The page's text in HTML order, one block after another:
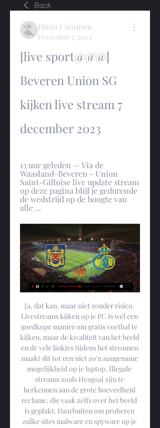
Back
Иван Сабиров
December 7, 2023
[live sport@@@]
Beveren Union SG
kijken live stream 7
december 2023
13 uur geleden — Via de
Waasland-Beveren - Union
Saint-Gilloise live update stream
op deze pagina blijf je gedurende
de wedstrijd op de hoogte van
alle ...
Ja, dat kan, maar niet zonder risico. Livestreams kijken op je PC is wel een goedkope manier om gratis voetbal te kijken, maar de kwaliteit van het beeld en de vele linkjes tijdens het streamen maakt dit tot een niet zo'n aangename mogelijkheid op je laptop. Illegale streams zoals Hesgoal zijn te herkennen aan de grote hoeveelheid reclame, die vaak zelfs over het beeld is geplakt. Daarbuiten om proberen zulke sites malware en spyware op je computer of telefoon te installeren, of er worden allerlei irrelevante eisen gesteld zoals registreren op andere sites. Gratis online voetbal kijken van een wedstrijd uit de Primera Division of de KNVB Beker doe je het beste via een aanbieder op het internet die met een abonement en account een gewoon goede service kiest- dan kijk je gerust! Wat kan ik volgen op Voetbal Op TV? Te veel om op te noemen, zoals het Europees voetbal vanavond op tv, voetbal op tv in België, of het vrouwenvoetbal op tv vandaag. 

Home | RUSGTeamTeamTeam06 December 2023Spelersselectie Beveren - Union (Croky Cup)Union trekt donderdagavond naar Beveren, aftrap om 20. 00. De wedstrijd wordt live uitgezonden via onze website voor fans met een account. Coach Alexander Blessin: "Sommige spelers krijgen rust. De spelers die in hun plaats zullen spelen, hebben eerder dit seizoen al goed gepresteerd. Ik verwacht morgen hetzelfde van hen. "Lees meer TicketingTicketingTicketing04 December 2023Ticketing: Union - KV MechelenUnion ontvangt KV Mechelen op zondag 17 december om 16u in het Joseph Marienstadion. Het is de allerlaatste thuiswedstrijd van 2023, dus wees er zeker bij! De voorverkoop start op dinsdag 5 december om 11u. 

(sport-tv@@) Beveren Union kijken 07.12.2023 15 uur geleden — (sport-tv@@) Beveren Union kijken 07.12.2023 6 uur geleden — >> Live Waasland-Beveren - Union Saint-Gilloise stream kijken Anderlecht ...

(ONLINE) Beveren Union kijken stream 7 december 2023 19 uur geleden — (ONLINE) Beveren Union kijken stream 7 december 2023 1 dag geleden — Play LIVESTREAM! Beveren️ Union Saint-Gilloise #soccer from mr miguh.

Live wedstrijden Croky Cup met real-time updates via onze streamHome Live Wedstrijden UEFA Conference League WK Kwalificatie Europa Johan Cruijff schaal EK Kwalificatie UEFA Super Cup Superliga Jupiler Pro League Eerste Divisie B Eredivisie Eerste Divisie Eredivisie Vrouwen Premier League Championship League One Bundesliga Serie A Primera División Copa Del Rey Ligue 1 Super Lig Primeira Liga Schotse Premiership Russische Premier League Tipico Bundesliga Vriendschappelijk internationaal Vriendschappelijk club Programma & Uitslagen Standen Competities Transfers Topscorers Teams Home Huidige live-wedstrijden Croky Cup Kijk Hier Nu Alles Gratis Speeldatum Tijdstip Thuis Uit Stand Details 07-12-2023 20:00 Waasland-Beveren Union Saint-Gilloise 0 - LIVE RUST 20:30 Anderlecht Standard Luik 21' Live-wedstrijden Er staan voor de Croky Cup 2023/2024 momenteel nog geen live-wedstrijden gepland. 

UNION SAINT-GILLOISE-Waasland-Beveren VANDAAG LIVE STREAM Kijken. Waar? Veel Gestelde Vragen Welke zenders hebben de rechten van Nederlands voetbal? De Nederlandse Eredivisie is live op tv te zien bij FOX Sports (tegenwoordig onder de naam ESPN). FOX Sports Eredivisie bestaat uit drie tv-zenders, waar ook de Eerste Divisie “Jupiler League”, de Tweede Divisie, de KNVB Beker, Johan Cruijff Schaal en de UEFA Europa League te zien zijn. De Europa League is ook op RTL 7 te zien. De Champions League is te zien bij Veronica en Ziggo Sport. Via Ziggo Sport Totaal zijn alle Champions League-wedstrijden live te zien en Veronica heeft de rechten voor één livewedstrijd in de UEFA Champions League per speeldag. De NOS heeft de WK en EK en op NOS Studio Sport Eredivisie zijn ieder weekend alle samenvattingen van de eredivisie op tv te zien. 

Union Saint-Gilloise Live Stream Kijken Vandaag UNION SAINT-GILLOISE-Waasland-Beveren VANDAAG LIVE STREAM Kijken. Waar? Union Saint-Gilloise Live Stream. Bekijk de Live streams van de complete Pro League Je ...

Geven jullie ook gratis wedtips voor voetbalwedstrijden? Via de website waaropwedden. com vind je dagelijks gratis wedtips voor verschillende voetbalcompetities en andere sporten. Hoe kan ik zorgen dat mijn beeld niet hapert? Net na een mooie hoekschop hapert je beeld ineens, het gebeurt ons allemaal. Wat kun je doen om te zorgen dat de kwaliteit van de stream zo goed mogelijk is? Uiteraard moet je een snelle internetverbinding hebben van tenminste 25 mbps voor 1 4k stream. Als dat in orde is kun je de streamingdienst helemaal afsluiten en weer opnieuw inloggen. 

UNION SAINT-GILLOISE-Waasland-Beveren Op TV Kijken. Waar? (2023)Wat vind je op deze pagina? Union Saint-Gilloise Op TV Vandaag Live Stream | Union Saint-Gilloise Live Kijken. op tv van Union Saint-Gilloise kijken kan heel erg makkelijk op het internet. Je zal verrast zijn... Union Saint-Gilloise Op TV Vandaag | Union Saint-Gilloise Live Kijken. Union Saint-Gilloise op tv kijken. op tv van Union Saint-Gilloise kijken kan erg gemakkelijk op het internet. Hesgoal Union Saint-Gilloise. 

Welke zenders hebben de rechten van voetbal in België? In België heeft Eleven Sports Network alle Belgische rechten in handen, en heeft overeenkomsten met de aanbieders VOOsport, Orange Football, TV Vlaanderen, Proximus All Sports en Telenet Play Sports en de samenvattingen van de wedstrijden uit 1A worden getoond in het programma Sports Late Night op de zender VIER. Kan ik ook kijken via een illegale live stream? Ja, dat kan, maar niet zonder risico. Een voetbal live stream zoals Hesgoal is te herkennen aan de grote hoeveelheid reclame, die vaak zelfs over het beeld is geplakt. Daarbuiten om proberen zulke sites malware en spyware op je apparaat te installeren, of er worden allerlei vreemde zaken vereist. De kwaliteit van de streams op zo'n website is niet voor onze smaak! Om commentaar thuis te vermijden kun jij het beste een account aanmaken bij een officiële Jupiler Pro League live stream. 

Topwedstrijden uit de Eredivisie, zoals wedstrijden van Feyenoord/ Ajax/ PSV kun je live online bekijken via aanbieders zoals Online. nl, Delta, T-Mobile en Youfone. De Pro League topmatches van Anderlecht/ Standard de Liège/ Club Brugge kun je live online bekijken via de aanbieders VOOsport, Orange Football, TV Vlaanderen, Proximus All Sports en Telenet Play Sports. Zo gemakkelijk volg je de pro league live op tv. 

Ditzelfde geldt voor je thuisnetwerk, gebruik waar mogelijk vaste internetkabels, zoals voor je smart TV. Ook kun je de WiFi hub en de router verplaatsen naar een centrale en open plaats. Een laatste belangrijke tip is het uitschakelen van je VPN, die kan een stream erg vertragen. Wat kan ik volgen op Voetbal Live Stream? Voetbal Live Stream biedt een overzicht van verschillende websites die Live Online Voetbal Streams aanbieden. Deze officiële en legale providers van wereldwijde live voetbal streams en tv stations zijn veilig en vereisen geen registratie. Zo kun je live voetbal kijken, zoals de eredivisie live op tv. Welke wedstrijden kan ik kijken op Voetbal Live Stream? Het huidige aanbod van live voetbal streams omvat topcompetities zoals de Eredivisie, Jupiler League, Champions League Live op tv, Europa League, Serie A, La Liga, Premier League en Ligue 1 maar ook kanalen die de voetbalwedstrijden live uitzenden zoals ESPN 2/4/5/6 en Ziggo Sport Extra. 

Beveren Union kijken 7 december 2023 Streamen 20 uur geleden — 1 nov 2023 — Beveren Westerlo kijken live 01.11.2023 Livestream 8 okt 2023 — [STREAMEN<] Gent Genk kijken live stream 08/10/2023 3 dagen ...

Waar kan ik een overzicht vinden van de laatste uitslagen? Voetbaluitslagen kun je live volgen op Flash Score. Deze dienst biedt live uitslagen van meer dan 1000 voetbalcompetities, bekers en toernooien (Premier League-, Bundesliga- en UEFA Champions League-scores), met ook competitietabellen, doelpunten, video-hoogtepunten, gele en rode kaarten en andere live voetbalinformatie. De voetbal livescore dienst is realtime en naast voetbal kun je meer dan 30 sporten volgen. Een volledige lijst van sporten en competities (resultaten van vandaag / alle competities) in elke sport is te vinden in de Livescore-sectie. 

Vorige 1 2 3 Volgende Wedstrijden nu live Waasland-Beveren - Union Saint-Gilloise 0-0 Anderlecht - Standard Luik >> Bekijk alle live-wedstrijden Gespeelde wedstrijden 06-12 20:45 Club Brugge - Zulte-Waregem 4-0 06-12 20:30 Sint-Truiden - Gent 0-1 Antwerp - Sporting Charleroi 5-2 06-12 20:00 Knokke - OH Leuven 1-1 KV Oostende - Genk 3-1 05-12 20:00 Kortrijk - RWDM 01-11 20:45 Beerschot-Wilrijk - Club Brugge 0-6 01-11 20:30 Standard Luik - Harelbeke 5-0 01-11 20:00 Waasland-Beveren - Westerlo RWDM - Olympic Charleroi 1-0 01-11 19:00 Dender - Kortrijk Patro Eisden - Gent 1-3 01-11 18:00 OH Leuven - Elene-Grotenberge 01-11 16:00 URSL Visé - Genk 0-4 01-11 15:45 Lierse Kempenzonen - Antwerp 1-4 01-11 15:00 Union Saint-Gilloise - Meux 2-1 31-10 20:30 La Louvière - Anderlecht Cercle Brugge - Zulte-Waregem 2-2 Sint-Truiden - Francs Borains 3-0 Thes Sport - Sporting Charleroi 0-3 31-10 20:00 Knokke - Mechelen 31-10 18:30 AS Eupen - KV Oostende 0-2 10-09 16:00 Onhaye - Harelbeke Elene-Grotenberge - Schaerbeek-Evere 4-3 Knokke - RFC Seraing >> Bekijk alle wedstrijduitslagen © 2023 voetbalvandaag. 

Kijk Eleven Pro League 1 (NL) Live Stream | DAZN BE Daarbovenop kan je kijken naar het beste van de Lotto Super League en de ePro league. Union SG - Cercle BruggeFirst Division A · Chile - 2nd Qualifying & Race ...

Hesgoal UNION SAINT-GILLOISE-Waasland-Beveren. Waar Kijk hier gratis naar voetbalwedstrijden uit de Union Saint-Gilloise Hesgoal. Hesgoal TV en 365LIVE kun je online naar gratis voetbal kijken.

Hieronder meer info. Lees meer TicketingTicketingTicketing04 December 2023Ticketing: Eupen en Club Brugge away tijdens de feestperiodeOm het jaar 2023 af te sluiten staan er twee uitwedstrijden op het programma. Eerst spelen onze Unionisten in het Kehrwegstadion tegen Eupen op zat